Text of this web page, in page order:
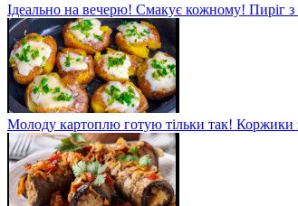
Ідеально на вечерю! Смакує кожному! Пиріг
Молоду картоплю готую тільки так! Коржики